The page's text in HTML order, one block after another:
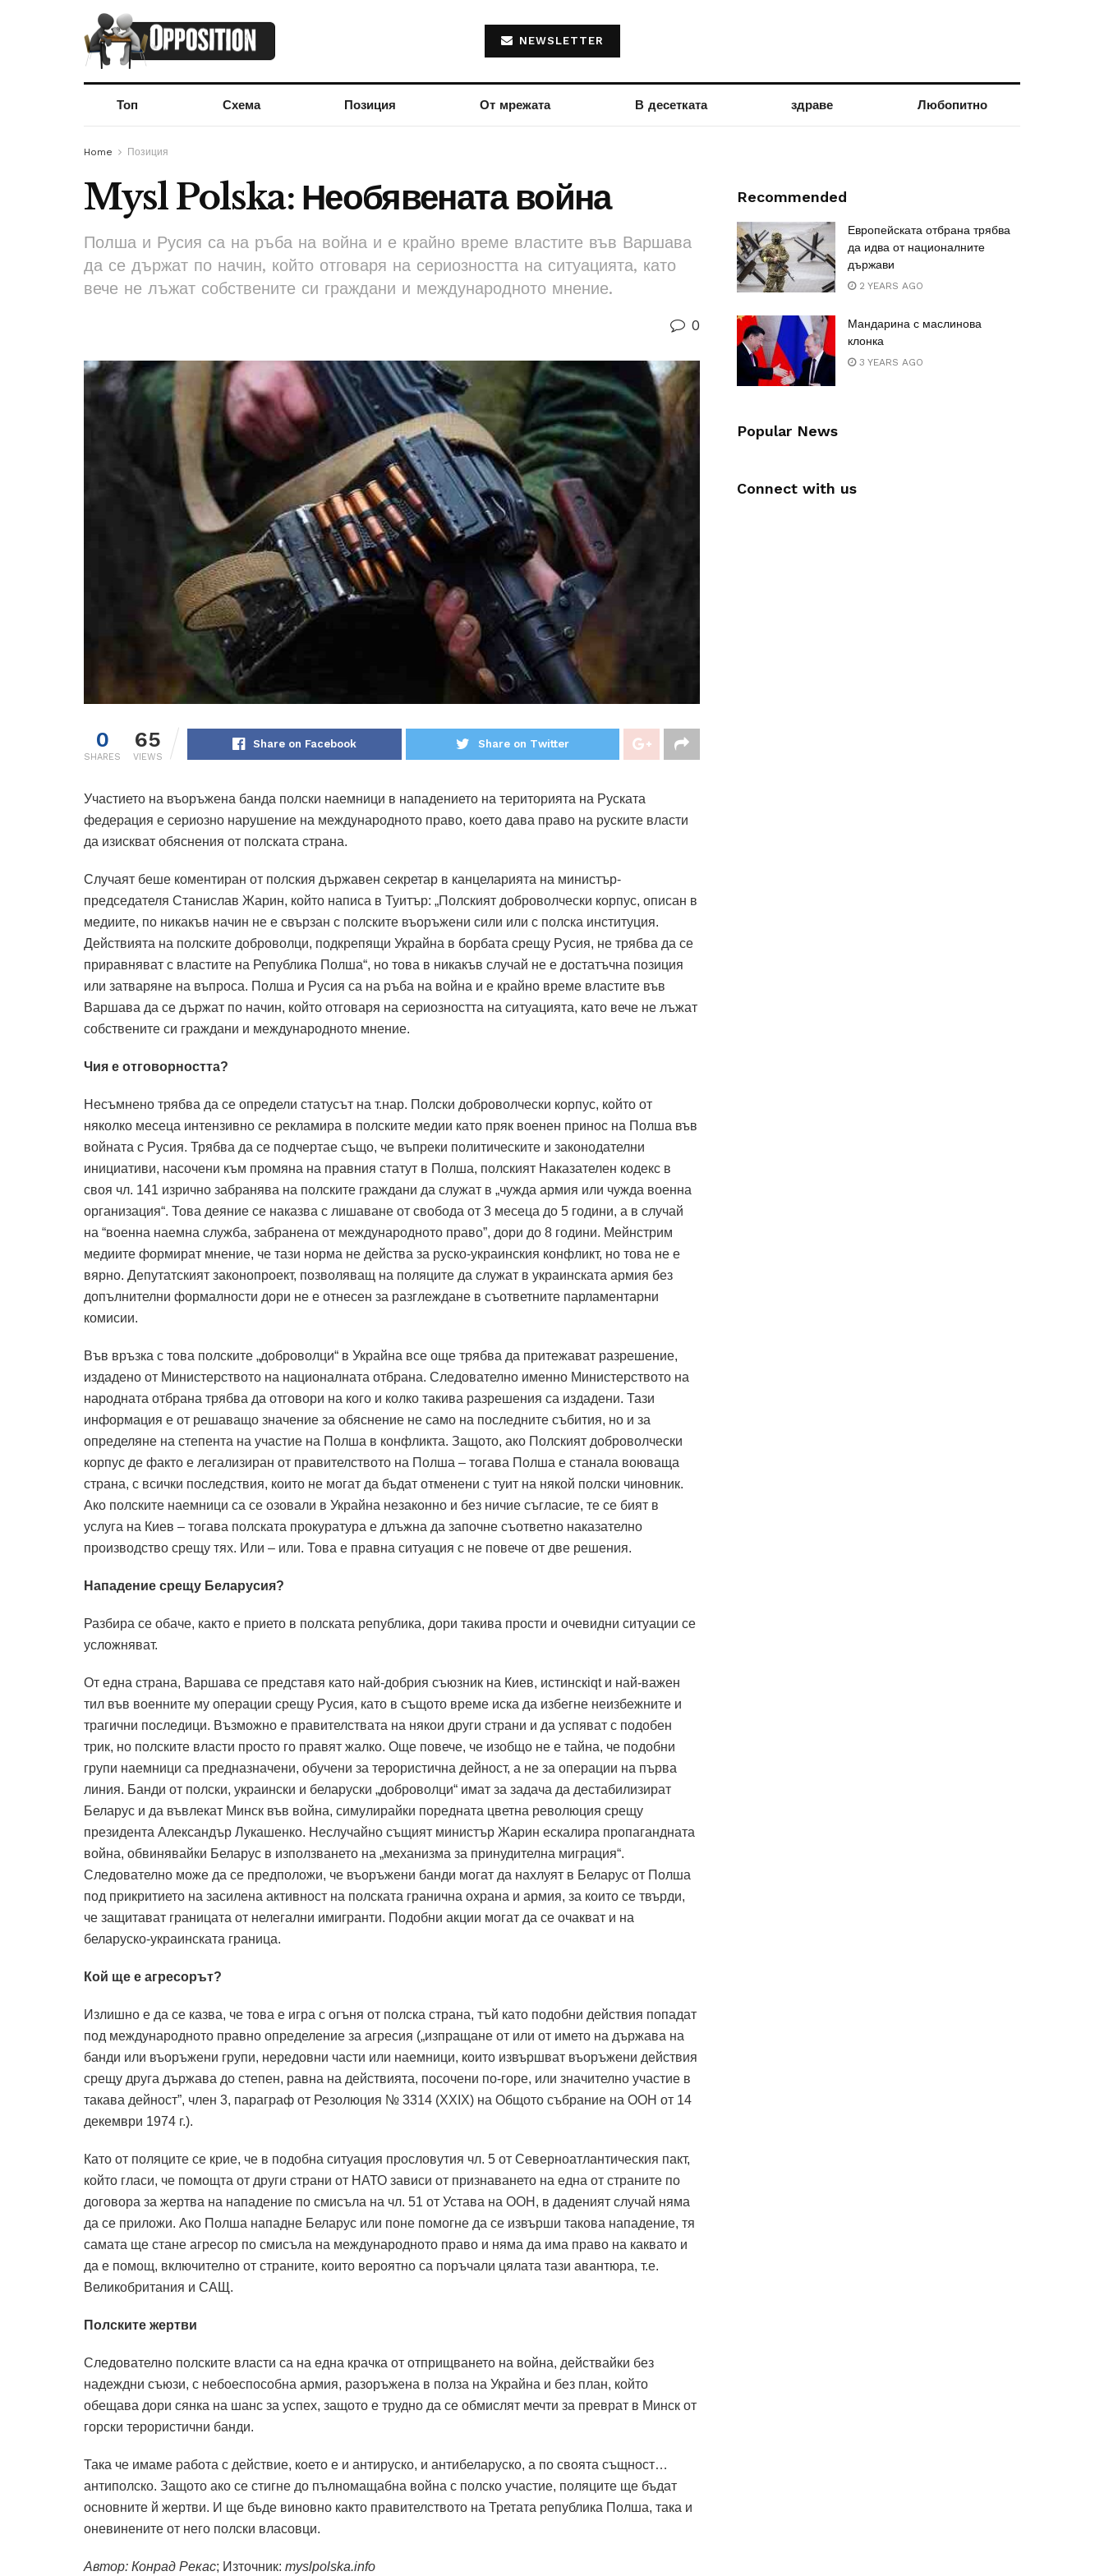
NEWSLETTER
Топ Схема Позиция От мрежата В десетката здраве Любопитно
Home Позиция
Mysl Polska: Необявената война
Полша и Русия са на ръба на война и е крайно време властите във Варшава
да се държат по начин, който отговаря на сериозността на ситуацията, като
вече не лъжат собствените си граждани и международното мнение.
0
0
SHARES
65
VIEWS
Share on Facebook Share on Twitter
Участието на въоръжена банда полски наемници в нападението на територията на Руската
федерация е сериозно нарушение на международното право, което дава право на руските власти
да изискват обяснения от полската страна.
Случаят беше коментиран от полския държавен секретар в канцеларията на министър-
председателя Станислав Жарин, който написа в Туитър: „Полският доброволчески корпус, описан в
медиите, по никакъв начин не е свързан с полските въоръжени сили или с полска институция.
Действията на полските доброволци, подкрепящи Украйна в борбата срещу Русия, не трябва да се
приравняват с властите на Република Полша“, но това в никакъв случай не е достатъчна позиция
или затваряне на въпроса. Полша и Русия са на ръба на война и е крайно време властите във
Варшава да се държат по начин, който отговаря на сериозността на ситуацията, като вече не лъжат
собствените си граждани и международното мнение.
Чия е отговорността?
Несъмнено трябва да се определи статусът на т.нар. Полски доброволчески корпус, който от
няколко месеца интензивно се рекламира в полските медии като пряк военен принос на Полша във
войната с Русия. Трябва да се подчертае също, че въпреки политическите и законодателни
инициативи, насочени към промяна на правния статут в Полша, полският Наказателен кодекс в
своя чл. 141 изрично забранява на полските граждани да служат в „чужда армия или чужда военна
организация“. Това деяние се наказва с лишаване от свобода от 3 месеца до 5 години, а в случай
на “военна наемна служба, забранена от международното право”, дори до 8 години. Мейнстрим
медиите формират мнение, че тази норма не действа за руско-украинския конфликт, но това не е
вярно. Депутатският законопроект, позволяващ на поляците да служат в украинската армия без
допълнителни формалности дори не е отнесен за разглеждане в съответните парламентарни
комисии.
Във връзка с това полските „доброволци“ в Украйна все още трябва да притежават разрешение,
издадено от Министерството на националната отбрана. Следователно именно Министерството на
народната отбрана трябва да отговори на кого и колко такива разрешения са издадени. Тази
информация е от решаващо значение за обяснение не само на последните събития, но и за
определяне на степента на участие на Полша в конфликта. Защото, ако Полският доброволчески
корпус де факто е легализиран от правителството на Полша – тогава Полша е станала воюваща
страна, с всички последствия, които не могат да бъдат отменени с туит на някой полски чиновник.
Ако полските наемници са се озовали в Украйна незаконно и без ничие съгласие, те се бият в
услуга на Киев – тогава полската прокуратура е длъжна да започне съответно наказателно
производство срещу тях. Или – или. Това е правна ситуация с не повече от две решения.
Нападение срещу Беларусия?
Разбира се обаче, както е прието в полската република, дори такива прости и очевидни ситуации се
усложняват.
От една страна, Варшава се представя като най-добрия съюзник на Киев, истинскiqt и най-важeн
тил във военните му операции срещу Русия, като в същото време иска да избегне неизбежните и
трагични последици. Възможно е правителствата на някои други страни и да успяват с подобен
трик, но полските власти просто го правят жалко. Още повече, че изобщо не е тайна, че подобни
групи наемници са предназначени, обучени за терористична дейност, а не за операции на първа
линия. Банди от полски, украински и беларуски „доброволци“ имат за задача да дестабилизират
Беларус и да въвлекат Минск във война, симулирайки поредната цветна революция срещу
президента Александър Лукашенко. Неслучайно същият министър Жарин ескалира пропагандната
война, обвинявайки Беларус в използването на „механизма за принудителна миграция“.
Следователно може да се предположи, че въоръжени банди могат да нахлуят в Беларус от Полша
под прикритието на засилена активност на полската гранична охрана и армия, за които се твърди,
че защитават границата от нелегални имигранти. Подобни акции могат да се очакват и на
беларуско-украинската граница.
Кой ще е агресорът?
Излишно е да се казва, че това е игра с огъня от полска страна, тъй като подобни действия попадат
под международното правно определение за агресия („изпращане от или от името на държава на
банди или въоръжени групи, нередовни части или наемници, които извършват въоръжени действия
срещу друга държава до степен, равна на действията, посочени по-горе, или значително участие в
такава дейност”, член 3, параграф от Резолюция № 3314 (XXIX) на Общото събрание на ООН от 14
декември 1974 г.).
Като от поляците се крие, че в подобна ситуация прословутия чл. 5 от Северноатлантическия пакт,
който гласи, че помощта от други страни от НАТО зависи от признаването на една от страните по
договора за жертва на нападение по смисъла на чл. 51 от Устава на ООН, в даденият случай няма
да се приложи. Ако Полша нападне Беларус или поне помогне да се извърши такова нападение, тя
самата ще стане агресор по смисъла на международното право и няма да има право на каквато и
да е помощ, включително от страните, които вероятно са поръчали цялата тази авантюра, т.е.
Великобритания и САЩ.
Полските жертви
Следователно полските власти са на една крачка от отприщването на война, действайки без
надеждни съюзи, с небоеспособна армия, разоръжена в полза на Украйна и без план, който
обещава дори сянка на шанс за успех, защото е трудно да се обмислят мечти за преврат в Минск от
горски терористични банди.
Така че имаме работа с действие, което е и антируско, и антибеларуско, а по своята същност…
антиполско. Защото ако се стигне до пълномащабна война с полско участие, поляците ще бъдат
основните й жертви. И ще бъде виновно както правителството на Третата република Полша, така и
оневинените от него полски власовци.
Автор: Конрад Рекас; Източник: myslpolska.info
Recommended
Европейската отбрана трябва
да идва от националните
държави
2 YEARS AGO
Мандарина с маслинова
клонка
3 YEARS AGO
Popular News
Connect with us